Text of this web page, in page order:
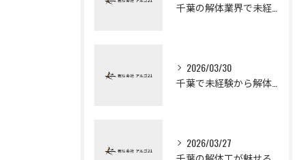
2026/03/30
2026/03/27